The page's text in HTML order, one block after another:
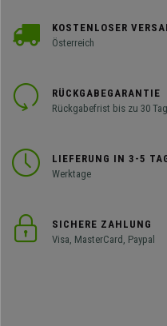
KOSTENLOSER
Österreich
RÜCKGABEGARANTIE
Rückgabefrist bis zu 30
LIEFERUNG IN 3-5
Werktage
SICHERE ZAHLUNG
Visa, MasterCard, Paypal